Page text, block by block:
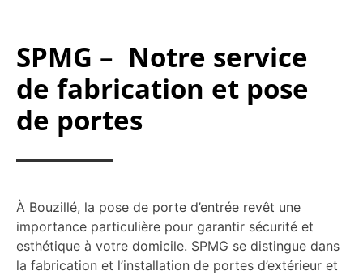
SPMG – Notre service
de fabrication et pose
de portes
À Bouzillé, la pose de porte d’entrée revêt une
importance particulière pour garantir sécurité et
esthétique à votre domicile. SPMG se distingue dans
la fabrication et l’installation de portes d’extérieur et